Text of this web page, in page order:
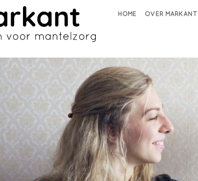
HOME OVER MARKANT